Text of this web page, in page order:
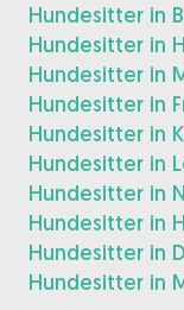
Hundesitter in
Hundesitter in
Hundesitter in
Hundesitter in
Hundesitter in
Hundesitter in
Hundesitter in
Hundesitter in
Hundesitter in
Hundesitter in